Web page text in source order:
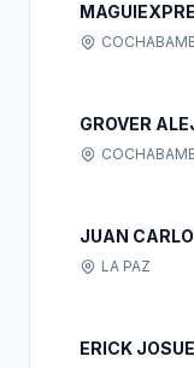
GROVER
JUAN
LA PAZ
ERICK